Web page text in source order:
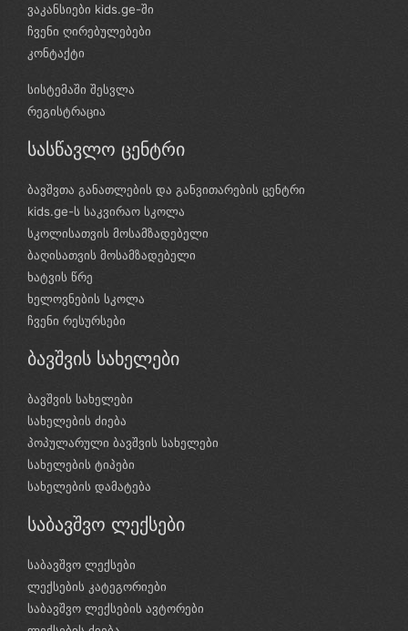
ვაკანსიები kids.ge-ში
ჩვენი ღირებულებები
კონტაქტი
სისტემაში შესვლა
რეგისტრაცია
სასწავლო ცენტრი
ბავშვთა განათლების და განვითარების ცენტრი
kids.ge-ს საკვირაო სკოლა
სკოლისათვის მოსამზადებელი
ბაღისათვის მოსამზადებელი
ხატვის წრე
ხელოვნების სკოლა
ჩვენი რესურსები
ბავშვის სახელები
ბავშვის სახელები
სახელების ძიება
პოპულარული ბავშვის სახელები
სახელების ტიპები
სახელების დამატება
საბავშვო ლექსები
საბავშვო ლექსები
ლექსების კატეგორიები
საბავშვო ლექსების ავტორები